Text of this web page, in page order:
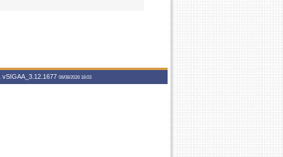
vSIGAA_3.12.1677 06/08/2026 18:03